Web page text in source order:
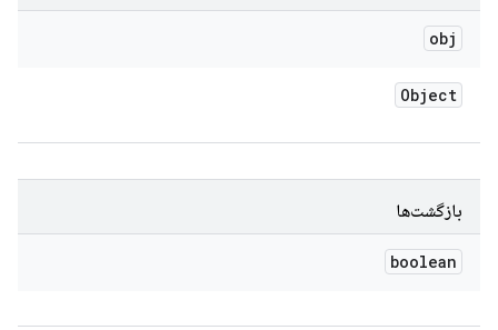
obj
Object
بازگشت‌ها
boolean